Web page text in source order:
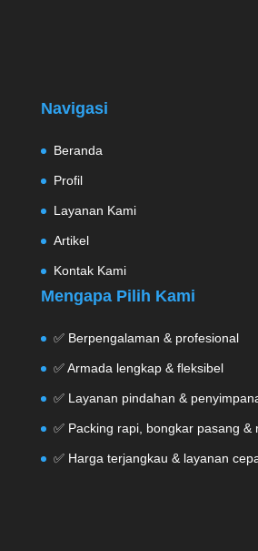
Navigasi
Beranda
Profil
Layanan Kami
Artikel
Kontak Kami
Mengapa Pilih Kami
✅ Berpengalaman & profesional
✅ Armada lengkap & fleksibel
✅ Layanan pindahan &
✅ Packing rapi, bongkar pasang &
✅ Harga terjangkau & layanan